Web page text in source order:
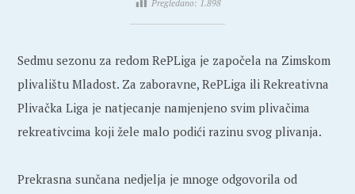
Pregledano: 1.898
Sedmu sezonu za redom RePLiga je započela na Zimskom
plivalištu Mladost. Za zaboravne, RePLiga ili Rekreativna
Plivačka Liga je natjecanje namjenjeno svim plivačima
rekreativcima koji žele malo podići razinu svog plivanja.
Prekrasna sunčana nedjelja je mnoge odgovorila od